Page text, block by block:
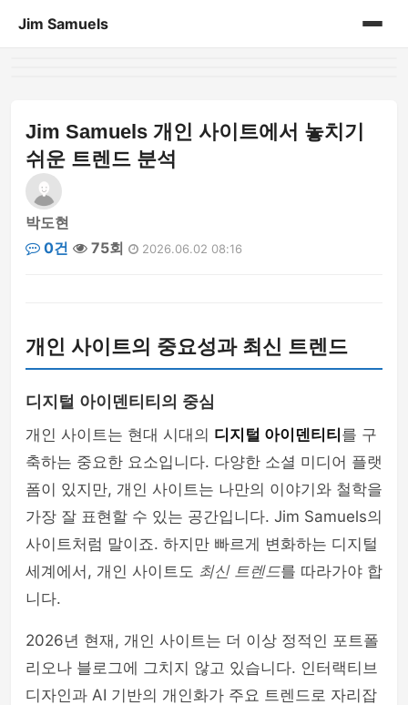
Jim Samuels
Jim Samuels 개인 사이트에서 놓치기
쉬운 트렌드 분석
박도현
0건
75회 2026.06.02 08:16
개인 사이트의 중요성과 최신 트렌드
디지털 아이덴티티의 중심
개인 사이트는 현대 시대의 디지털 아이덴티티 를 구
축하는 중요한 요소입니다. 다양한 소셜 미디어 플랫
폼이 있지만, 개인 사이트는 나만의 이야기와 철학을
가장 잘 표현할 수 있는 공간입니다. Jim Samuels의
사이트처럼 말이죠. 하지만 빠르게 변화하는 디지털
세계에서, 개인 사이트도 최신 트렌드를 따라가야 합
니다.
2026년 현재, 개인 사이트는 더 이상 정적인 포트폴
리오나 블로그에 그치지 않고 있습니다. 인터랙티브
디자인과 AI 기반의 개인화가 주요 트렌드로 자리잡